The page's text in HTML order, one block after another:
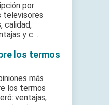
por
televisores
calidad,
y c…
los termos
más
los termos
ventajas,